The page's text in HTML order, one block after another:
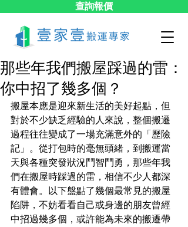
查詢報價
那些年我們搬屋踩過的雷：
你中招了幾多個？
搬屋本應是迎來新生活的美好起點，但
對於不少缺乏經驗的人來說，整個搬遷
過程往往變成了一場充滿意外的「歷險
記」。從打包時的毫無頭緒，到搬運當
天與各種突發狀況鬥智鬥勇，那些年我
們在搬屋時踩過的雷，相信不少人都深
有體會。以下盤點了幾個最常見的搬屋
陷阱，不妨看看自己或身邊的朋友曾經
中招過幾多個，或許能為未來的搬遷帶